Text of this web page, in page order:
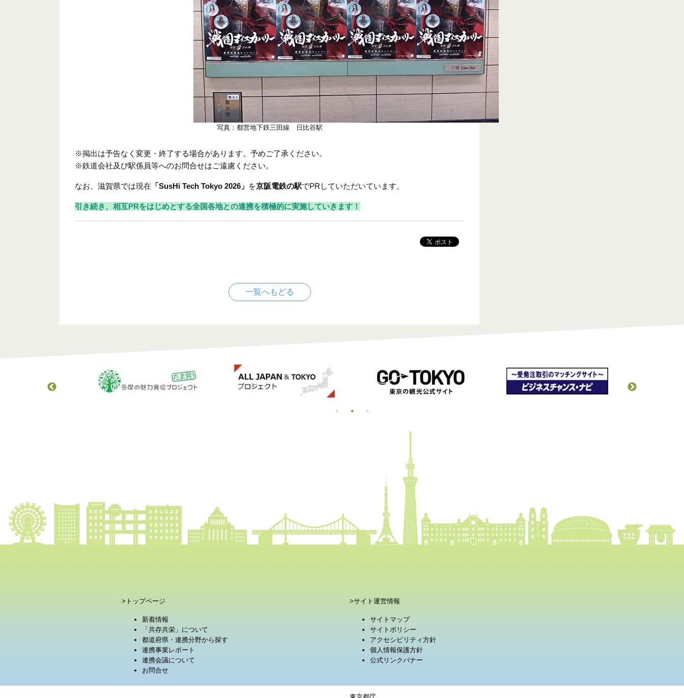
写真：都営地下鉄三田線 日比谷駅
※掲出は予告なく変更・終了する場合があります。予めご了承ください。
※鉄道会社及び駅係員等へのお問合せはご遠慮ください。
なお、滋賀県では現在 「SusHi Tech Tokyo 2026」 を京阪電鉄の駅でPRしていただいています。
引き続き、相互PRをはじめとする全国各地との連携を積極的に実施していきます！
一覧へもどる
>トップページ
新着情報
「共存共栄」について
都道府県・連携分野から探す
連携事業レポート
連携会議について
お問合せ
>サイト運営情報
サイトマップ
サイトポリシー
アクセシビリティ方針
個人情報保護方針
公式リンクバナー